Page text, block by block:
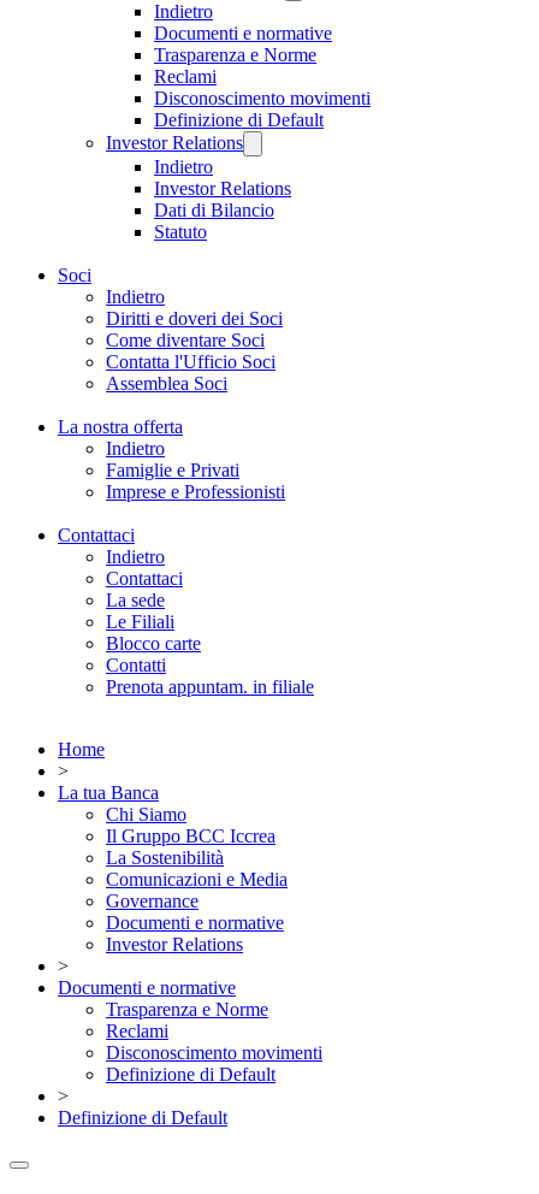
Indietro
Documenti e normative
Trasparenza e Norme
Reclami
Disconoscimento movimenti
Definizione di Default
Investor Relations
Indietro
Investor Relations
Dati di Bilancio
Statuto
Soci
Indietro
Diritti e doveri dei Soci
Come diventare Soci
Contatta l'Ufficio Soci
Assemblea Soci
La nostra offerta
Indietro
Famiglie e Privati
Imprese e Professionisti
Contattaci
Indietro
Contattaci
La sede
Le Filiali
Blocco carte
Contatti
Prenota appuntam. in filiale
Home
>
La tua Banca
Chi Siamo
Il Gruppo BCC Iccrea
La Sostenibilità
Comunicazioni e Media
Governance
Documenti e normative
Investor Relations
>
Documenti e normative
Trasparenza e Norme
Reclami
Disconoscimento movimenti
Definizione di Default
>
Definizione di Default